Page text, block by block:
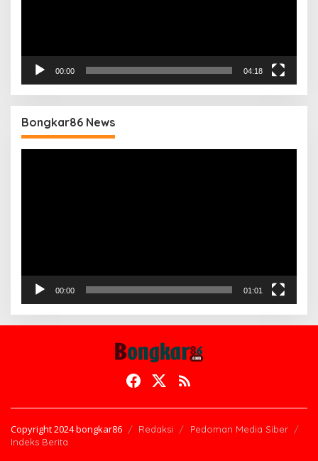
00:00 04:18
Bongkar86 News
00:00 01:01
Copyright 2024 bongkar86 Redaksi
Pedoman Media Siber
Indeks Berita